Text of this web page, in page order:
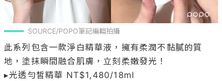
SOURCE/POPO筆記編輯拍攝
此系列包含一款淨白精華液，擁有柔潤不黏膩的質
地，塗抹瞬間融合肌膚，立刻柔嫩發光！
▸光透勻皙精華 NT$1,480/18ml